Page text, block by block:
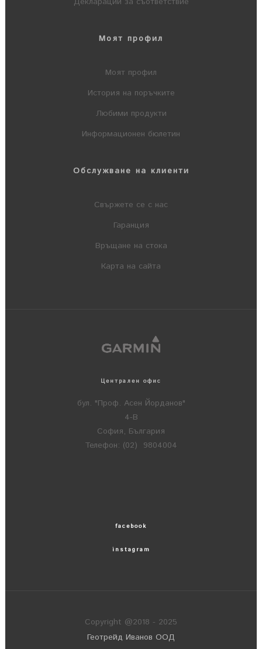
Моят профил
Моят профил
История на поръчките
Любими продукти
Информационен бюлетин
Обслужване на клиенти
Свържете се с нас
Гаранция
Връщане на стока
Карта на сайта
Централен офис
бул. "Проф. Асен Йорданов"
4-В
София, България
Телефон: (02) 9804004
facebook
instagram
Copyright @2018 - 2025
Геотрейд Иванов ООД